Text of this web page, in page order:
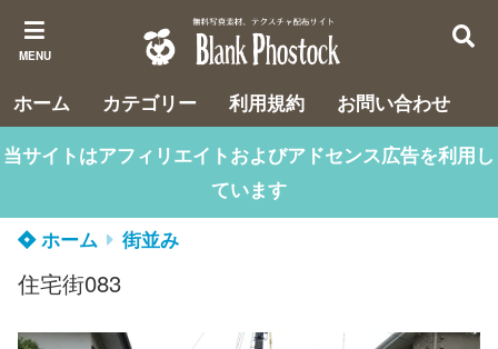
MENU
ホーム カテゴリー 利用規約
お問い合わせ
当サイトはアフィリエイトおよびアドセンス広告を利用し
ています
ホーム
街並み
住宅街083